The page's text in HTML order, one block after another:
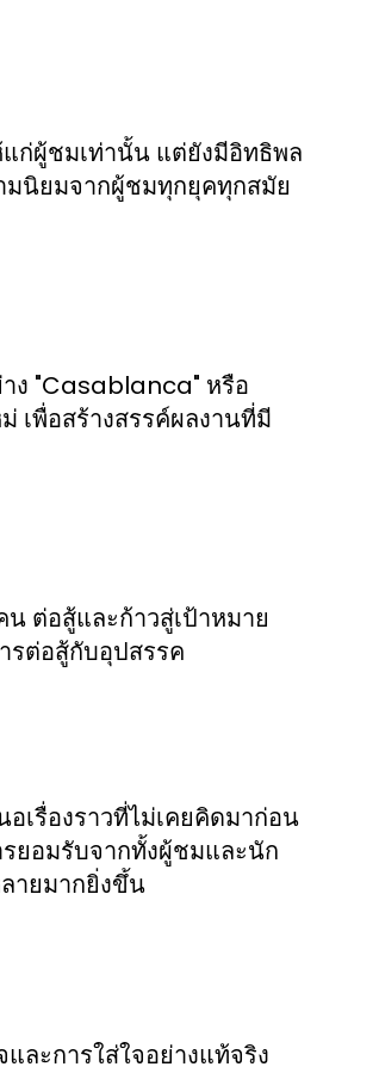
ก่ผู้ชมเท่านั้น แต่ยังมีอิทธิพล
มนิยมจากผู้ชมทุกยุคทุกสมัย
ง "Casablanca" หรือ
เพื่อสร้างสรรค์ผลงานที่มี
ต่อสู้และก้าวสู่เป้าหมาย
รต่อสู้กับอุปสรรค
เรื่องราวที่ไม่เคยคิดมาก่อน
ยอมรับจากทั้งผู้ชมและนัก
ายมากยิ่งขึ้น
ละการใส่ใจอย่างแท้จริง